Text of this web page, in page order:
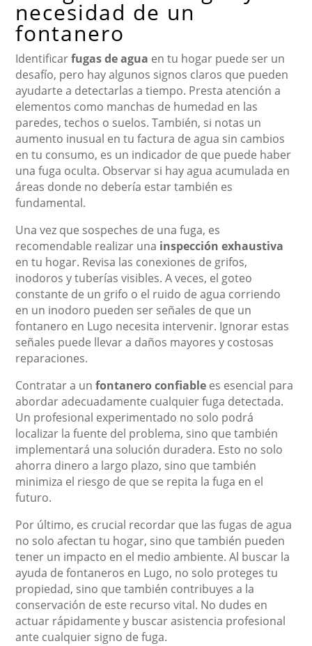
necesidad de un
fontanero
Identificarfugas de agua en tu hogar puede ser un
desafío, pero hay algunos signos claros que pueden
ayudarte a detectarlas a tiempo. Presta atención a
elementos como manchas de humedad en las
paredes, techos o suelos. También, si notas un
aumento inusual en tu factura de agua sin cambios
en tu consumo, es un indicador de que puede haber
una fuga oculta. Observar si hay agua acumulada en
áreas donde no debería estar también es
fundamental.
Una vez que sospeches de una fuga, es
recomendable realizar una inspección exhaustiva
en tu hogar. Revisa las conexiones de grifos,
inodoros y tuberías visibles. A veces, el goteo
constante de un grifo o el ruido de agua corriendo
en un inodoro pueden ser señales de que un
fontanero en Lugo necesita intervenir. Ignorar estas
señales puede llevar a daños mayores y costosas
reparaciones.
Contratar a unfontanero confiable es esencial para
abordar adecuadamente cualquier fuga detectada.
Un profesional experimentado no solo podrá
localizar la fuente del problema, sino que también
implementará una solución duradera. Esto no solo
ahorra dinero a largo plazo, sino que también
minimiza el riesgo de que se repita la fuga en el
futuro.
Por último, es crucial recordar que las fugas de agua
no solo afectan tu hogar, sino que también pueden
tener un impacto en el medio ambiente. Al buscar la
ayuda de fontaneros en Lugo, no solo proteges tu
propiedad, sino que también contribuyes a la
conservación de este recurso vital. No dudes en
actuar rápidamente y buscar asistencia profesional
ante cualquier signo de fuga.